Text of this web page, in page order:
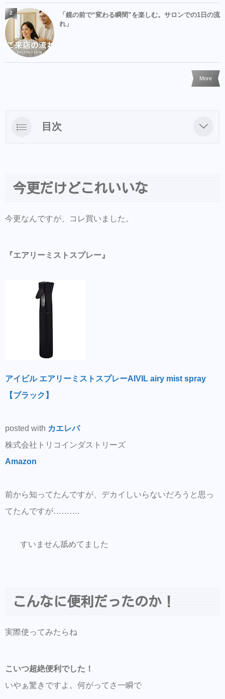
「鏡の前で“変わる瞬間”を楽しむ。サロンでの1日の流
れ」
2
More
目次
これ家にあっても良いかも
今更だけどこれいいな
今更なんですが、コレ買いました。
『エアリーミストスプレー』
アイビル エアリーミストスプレーAIVIL airy mist spray
【ブラック】
posted with カエレバ
株式会社トリコインダストリーズ
Amazon
前から知ってたんですが、デカイしいらないだろうと思っ
てたんですが……….
すいません舐めてました
こんなに便利だったのか！
実際使ってみたらね
こいつ超絶便利でした！
いやぁ驚きですよ。何がってさ一瞬で